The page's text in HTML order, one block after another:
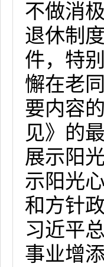
不做消
退休制
件，特
懈在老
要内容
见》的
展示阳
示阳光
和方针
习近平
事业增